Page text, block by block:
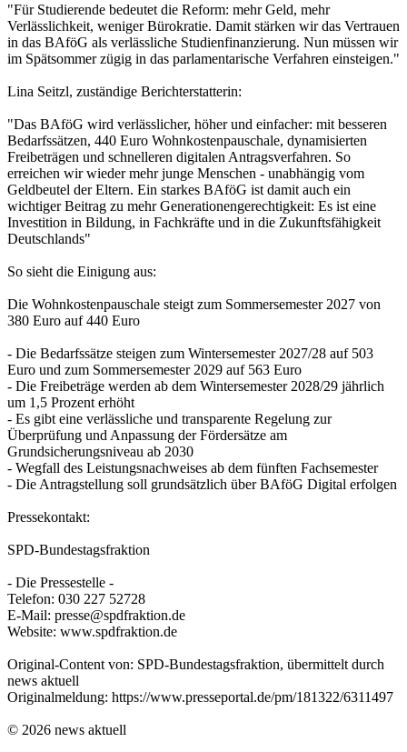
"Für Studierende bedeutet die Reform: mehr Geld, mehr
Verlässlichkeit, weniger Bürokratie. Damit stärken wir das Vertrauen
in das BAföG als verlässliche Studienfinanzierung. Nun müssen wir
im Spätsommer zügig in das parlamentarische Verfahren einsteigen."
Lina Seitzl, zuständige Berichterstatterin:
"Das BAföG wird verlässlicher, höher und einfacher: mit besseren
Bedarfssätzen, 440 Euro Wohnkostenpauschale, dynamisierten
Freibeträgen und schnelleren digitalen Antragsverfahren. So
erreichen wir wieder mehr junge Menschen - unabhängig vom
Geldbeutel der Eltern. Ein starkes BAföG ist damit auch ein
wichtiger Beitrag zu mehr Generationengerechtigkeit: Es ist eine
Investition in Bildung, in Fachkräfte und in die Zukunftsfähigkeit
Deutschlands"
So sieht die Einigung aus:
Die Wohnkostenpauschale steigt zum Sommersemester 2027 von
380 Euro auf 440 Euro
- Die Bedarfssätze steigen zum Wintersemester 2027/28 auf 503
Euro und zum Sommersemester 2029 auf 563 Euro
- Die Freibeträge werden ab dem Wintersemester 2028/29 jährlich
um 1,5 Prozent erhöht
- Es gibt eine verlässliche und transparente Regelung zur
Überprüfung und Anpassung der Fördersätze am
Grundsicherungsniveau ab 2030
- Wegfall des Leistungsnachweises ab dem fünften Fachsemester
- Die Antragstellung soll grundsätzlich über BAföG Digital erfolgen
Pressekontakt:
SPD-Bundestagsfraktion
- Die Pressestelle -
Telefon: 030 227 52728
E-Mail: presse@spdfraktion.de
Website: www.spdfraktion.de
Original-Content von: SPD-Bundestagsfraktion, übermittelt durch
news aktuell
Originalmeldung: https://www.presseportal.de/pm/181322/6311497
© 2026 news aktuell